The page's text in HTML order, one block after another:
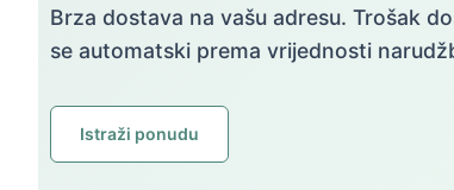
Brza dostava na vašu adresu. Trošak
se automatski prema vrijednosti
Istraži ponudu